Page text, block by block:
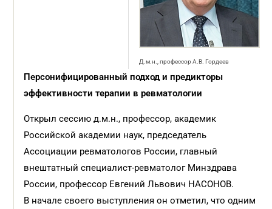
Д.м.н., профессор А.В. Гордеев
Персонифицированный подход и предикторы
эффективности терапии в ревматологии
Открыл сессию д.м.н., профессор, академик
Российской академии наук, председатель
Ассоциации ревматологов России, главный
внештатный специалист-ревматолог Минздрава
России, профессор Евгений Львович НАСОНОВ.
В начале своего выступления он отметил, что одним